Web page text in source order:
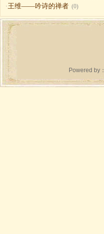
·王维——吟诗的禅者 (0)
Powered by：